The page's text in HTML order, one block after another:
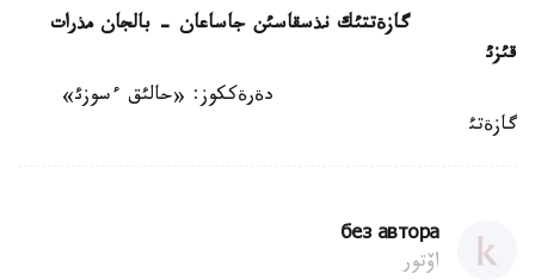
گازةتتئك نذسقاسئن جاساعان - بالجان مذرات
قئزئ
دةرةككوز: «حالئق ءسوزئ»
گازةتئ
без автора
اۆتور